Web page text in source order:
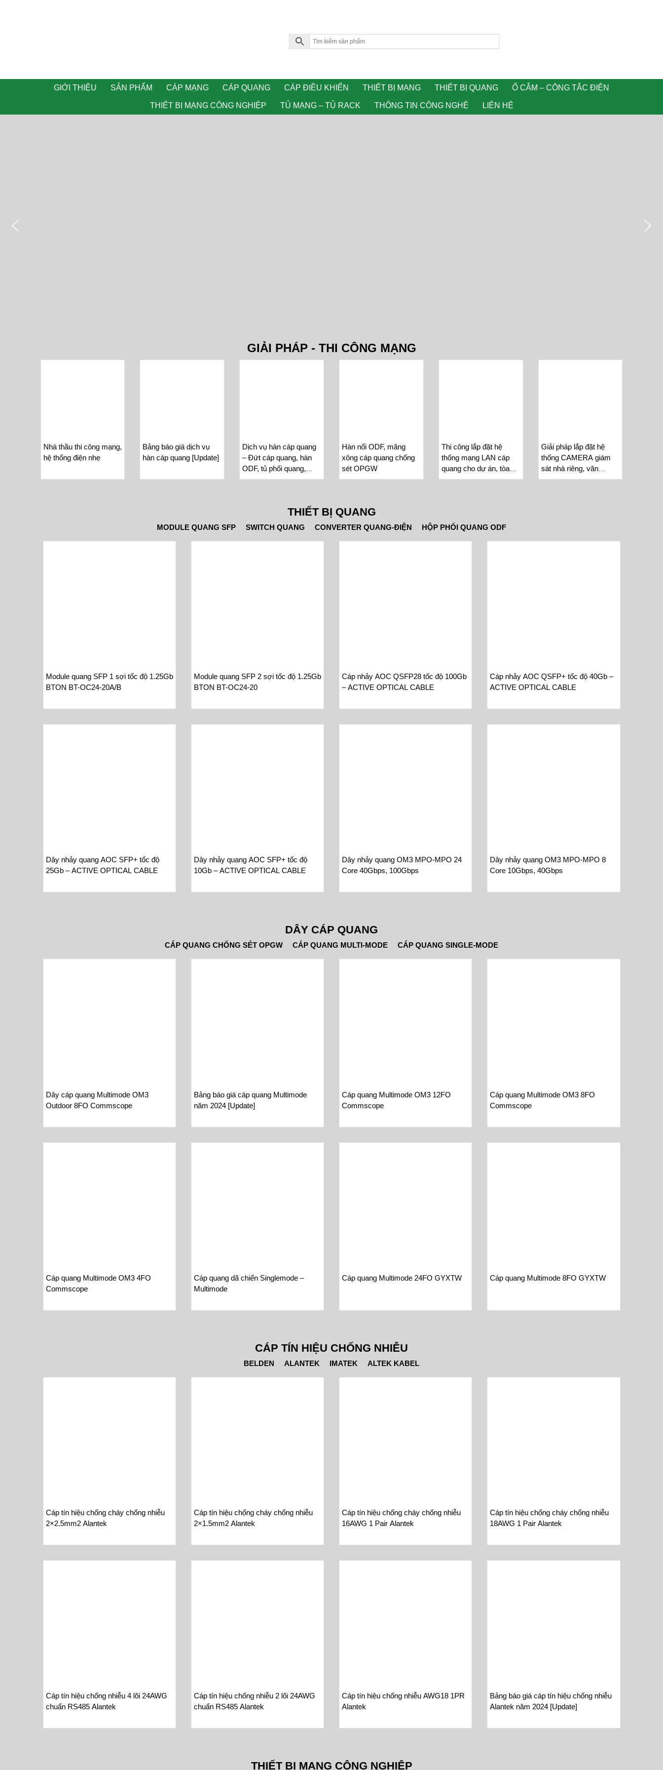
GIỚI THIỆU SẢN PHẨM CÁP MẠNG CÁP QUANG CÁP ĐIỀU KHIỂN THIẾT BỊ MẠNG THIẾT BỊ QUANG Ổ CẮM – CÔNG TẮC ĐIỆN
THIẾT BỊ MẠNG CÔNG NGHIỆP TỦ MẠNG – TỦ RACK THÔNG TIN CÔNG NGHỆ LIÊN HỆ
GIẢI PHÁP - THI CÔNG MẠNG
Nhà thầu thi công mạng,
hệ thống điện nhẹ
Bảng báo giá dịch vụ
hàn cáp quang [Update]
Dịch vụ hàn cáp quang
– Đứt cáp quang, hàn
ODF, tủ phối quang,
phòng server
Hàn nối ODF, măng
xông cáp quang chống
sét OPGW
Thi công lắp đặt hệ
thống mạng LAN cáp
quang cho dự án, tòa
nhà văn phòng, khu
Giải pháp lắp đặt hệ
thống CAMERA giám
sát nhà riêng, văn
phòng, tòa nhà, nhà
THIẾT BỊ QUANG
MODULE QUANG SFP SWITCH QUANG CONVERTER QUANG-ĐIỆN HỘP PHỐI QUANG ODF
Module quang SFP 1 sợi tốc độ 1.25Gb
BTON BT-OC24-20A/B
Module quang SFP 2 sợi tốc độ 1.25Gb
BTON BT-OC24-20
Cáp nhảy AOC QSFP28 tốc độ 100Gb
– ACTIVE OPTICAL CABLE
Cáp nhảy AOC QSFP+ tốc độ 40Gb –
ACTIVE OPTICAL CABLE
Dây nhảy quang AOC SFP+ tốc độ
25Gb – ACTIVE OPTICAL CABLE
Dây nhảy quang AOC SFP+ tốc độ
10Gb – ACTIVE OPTICAL CABLE
Dây nhảy quang OM3 MPO-MPO 24
Core 40Gbps, 100Gbps
Dây nhảy quang OM3 MPO-MPO 8
Core 10Gbps, 40Gbps
DÂY CÁP QUANG
CÁP QUANG CHỐNG SÉT OPGW CÁP QUANG MULTI-MODE CÁP QUANG SINGLE-MODE
Dây cáp quang Multimode OM3
Outdoor 8FO Commscope
Bảng báo giá cáp quang Multimode
năm 2024 [Update]
Cáp quang Multimode OM3 12FO
Commscope
Cáp quang Multimode OM3 8FO
Commscope
Cáp quang Multimode OM3 4FO
Commscope
Cáp quang dã chiến Singlemode –
Multimode
Cáp quang Multimode 24FO GYXTW Cáp quang Multimode 8FO GYXTW
CÁP TÍN HIỆU CHỐNG NHIỄU
BELDEN ALANTEK IMATEK ALTEK KABEL
Cáp tín hiệu chống cháy chống nhiễu
2×2.5mm2 Alantek
Cáp tín hiệu chống cháy chống nhiễu
2×1.5mm2 Alantek
Cáp tín hiệu chống cháy chống nhiễu
16AWG 1 Pair Alantek
Cáp tín hiệu chống cháy chống nhiễu
18AWG 1 Pair Alantek
Cáp tín hiệu chống nhiễu 4 lõi 24AWG
chuẩn RS485 Alantek
Cáp tín hiệu chống nhiễu 2 lõi 24AWG
chuẩn RS485 Alantek
Cáp tín hiệu chống nhiễu AWG18 1PR
Alantek
Bảng báo giá cáp tín hiệu chống nhiễu
Alantek năm 2024 [Update]
THIẾT BỊ MẠNG CÔNG NGHIỆP